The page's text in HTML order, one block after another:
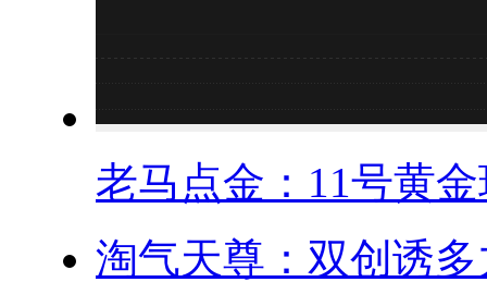
老马点金：11号黄金
淘气天尊：双创诱